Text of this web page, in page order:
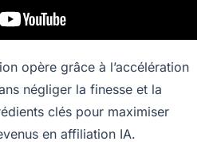
opère grâce à l’accélération
négliger la finesse et la
clés pour maximiser
en affiliation IA.